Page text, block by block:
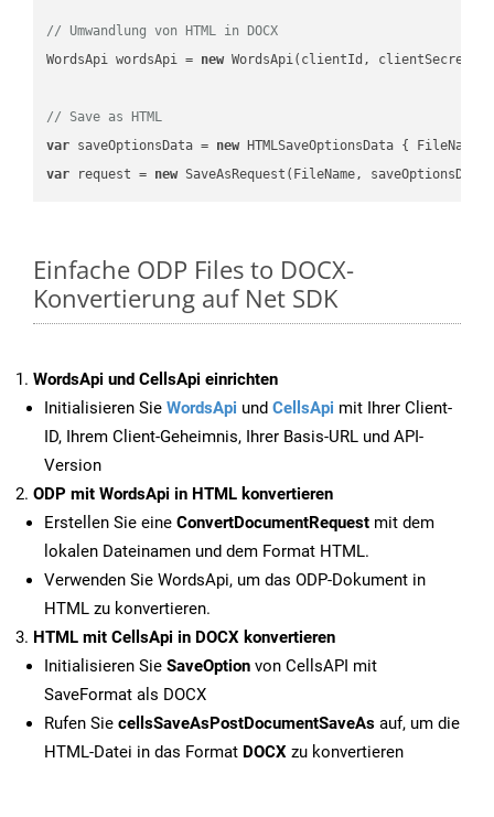
// Umwandlung von HTML in DOCX
WordsApi wordsApi = new WordsApi(clientId, clientSecret);
// Save as HTML
var saveOptionsData = new HTMLSaveOptionsData { FileName
var request = new
Einfache ODP Files to DOCX-
Konvertierung auf Net SDK
WordsApi und CellsApi einrichten
Initialisieren Sie WordsApi und CellsApi mit Ihrer Client-
ID, Ihrem Client-Geheimnis, Ihrer Basis-URL und API-
Version
ODP mit WordsApi in HTML konvertieren
Erstellen Sie eine ConvertDocumentRequest mit dem
lokalen Dateinamen und dem Format HTML.
Verwenden Sie WordsApi, um das ODP-Dokument in
HTML zu konvertieren.
HTML mit CellsApi in DOCX konvertieren
Initialisieren Sie SaveOption von CellsAPI mit
SaveFormat als DOCX
Rufen Sie cellsSaveAsPostDocumentSaveAs auf, um die
HTML-Datei in das Format DOCX zu konvertieren